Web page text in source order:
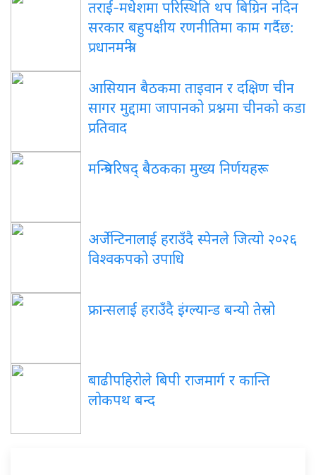
तराई-मधेशमा परिस्थिति थप बिग्रिन नदिन
सरकार बहुपक्षीय रणनीतिमा काम गर्दैछ:
प्रधानमन्त्री
आसियान बैठकमा ताइवान र दक्षिण चीन
सागर मुद्दामा जापानको प्रश्नमा चीनको कडा
प्रतिवाद
मन्त्रिपरिषद् बैठकका मुख्य निर्णयहरू
अर्जेन्टिनालाई हराउँदै स्पेनले जित्यो २०२६
विश्वकपको उपाधि
फ्रान्सलाई हराउँदै इंग्ल्यान्ड बन्यो तेस्रो
बाढीपहिरोले बिपी राजमार्ग र कान्ति
लोकपथ बन्द